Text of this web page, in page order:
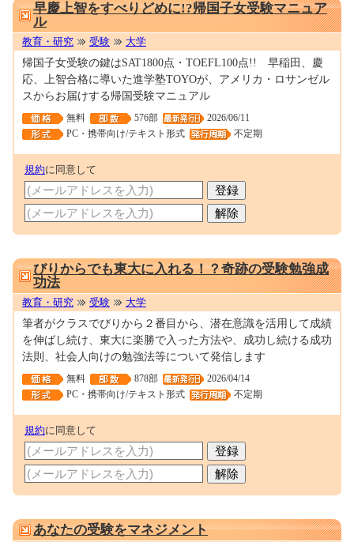
早慶上智をすべりどめに!?帰国子女受験マニュア
ル
教育・研究 受験 大学
帰国子女受験の鍵はSAT1800点・TOEFL100点!! 早稲田、慶
応、上智合格に導いた進学塾TOYOが、アメリカ・ロサンゼル
スからお届けする帰国受験マニュアル
無料 576部
2026/06/11
PC・携帯向け/テキスト形式
不定期
規約に同意して
びりからでも東大に入れる！？奇跡の受験勉強成
功法
教育・研究 受験 大学
筆者がクラスでびりから２番目から、潜在意識を活用して成績
を伸ばし続け、東大に楽勝で入った方法や、成功し続ける成功
法則、社会人向けの勉強法等について発信します
無料 878部
2026/04/14
PC・携帯向け/テキスト形式
不定期
規約に同意して
あなたの受験をマネジメント